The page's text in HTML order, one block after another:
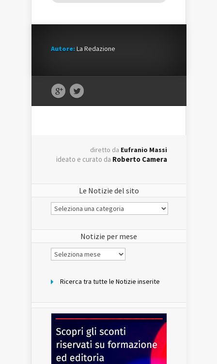
Autore:La Redazione
diretto da Eufranio Massi
ideato e curato da Roberto Camera
Le Notizie del sito
Le
Notizie
Notizie per mese
Notizie
per
Ricerca tra tutte le Notizie inserite